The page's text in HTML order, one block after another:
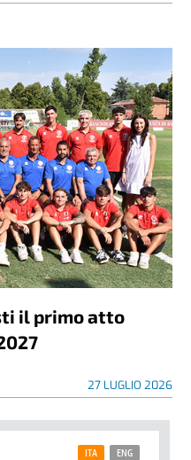
il primo atto
27 LUGLIO 2026